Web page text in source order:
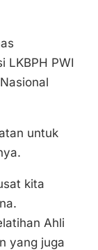
LKBPH PWI
untuk
kita
Ahli
yang juga